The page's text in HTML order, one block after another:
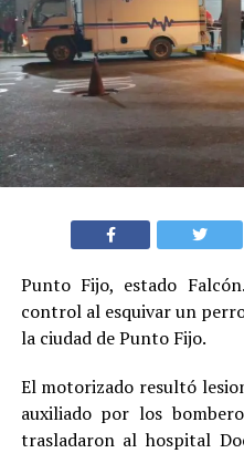
Punto Fijo, estado
control al esquivar un
la ciudad de Punto Fijo.
El motorizado resultó
auxiliado por los
trasladaron al hospital